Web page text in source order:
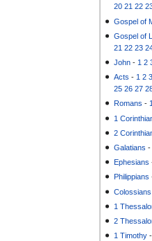
20 21 22
Gospel of
Gospel of
21 22 23
John - 1 2
Acts - 1 2
25 26 27
Romans -
1
2
Galatians
Ephesians
Philippians
Colossians
1
2
1 Timothy